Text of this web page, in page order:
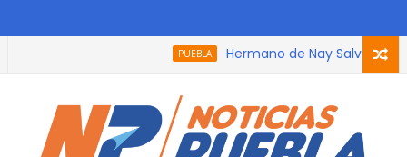
PUEBLA
Hermano de Nay Salvatori